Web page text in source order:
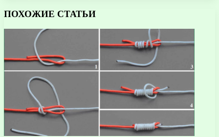
ПОХОЖИЕ СТАТЬИ